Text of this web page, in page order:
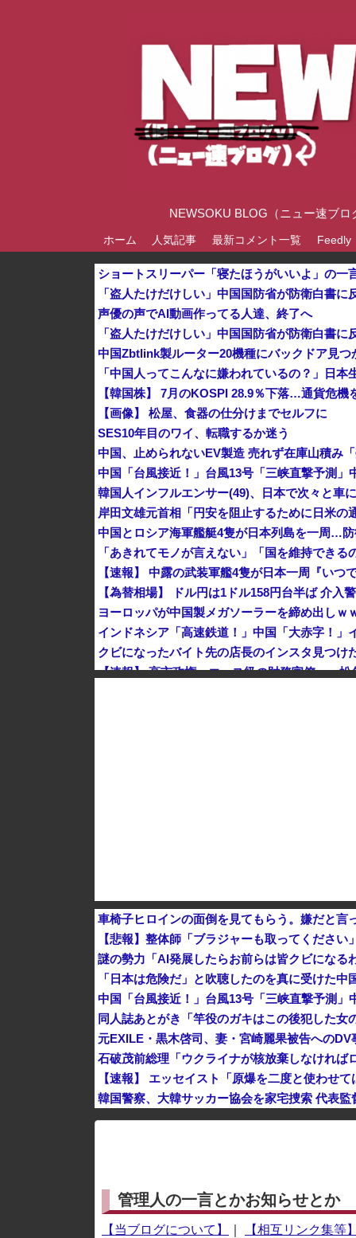
NEWSOKU BLOG（ニュー速ブ
ホーム 人気記事 最新コメント一覧 Feedly
声優の声でAI動画作ってる人達、終了へ
中国Zbtlink製ルーター20機種にバックドア見
「中国人ってこんなに嫌われているの？」日本
【韓国株】 7月のKOSPI 28.9％下落…通貨危機
【画像】 松屋、食器の仕分けまでセルフに
SES10年目のワイ、転職するか迷う
韓国人インフルエンサー(49)、日本で次々と車
中国とロシア海軍艦艇4隻が日本列島を一周…防
【速報】 中露の武装軍艦4隻が日本一周『いつ
【為替相場】 ドル円は1ドル158円台半ば 介入
ヨーロッパが中国製メガソーラーを締め出しｗ
クビになったバイト先の店長のインスタ見つけ
車椅子ヒロインの面倒を見てもらう。嫌だと
【悲報】整体師「ブラジャーも取ってくださ
謎の勢力「AI発展したらお前らは皆クビにな
「日本は危険だ」と吹聴したのを真に受けた
同人誌あとがき「竿役のガキはこの後犯した女
元EXILE・黒木啓司、妻・宮崎麗果被告への
石破茂前総理「ウクライナが核放棄しなければ
【速報】 エッセイスト「原爆を二度と使わせ
韓国警察、大韓サッカー協会を家宅捜索 代表監
管理人の一言とかお知らせとか
【当ブログについて】
【相互リンク集等】